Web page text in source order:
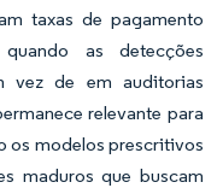
taxas de pagamento
as detecções
vez de em auditorias
relevante para
os modelos prescritivos
maduros que buscam